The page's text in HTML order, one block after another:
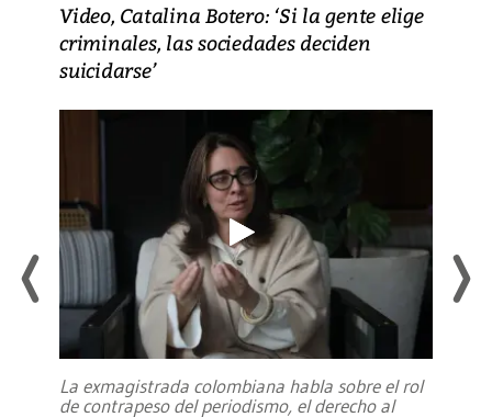
Video, Catalina Botero: ‘Si la gente elige
criminales, las sociedades deciden
suicidarse’
La exmagistrada colombiana habla sobre el rol
de contrapeso del periodismo, el derecho al